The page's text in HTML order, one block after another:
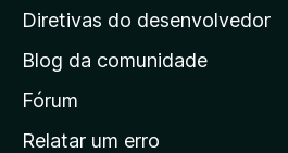
i
a
i
n
Diretivas do desenvolvedor
Blog da comunidade
Fórum
Relatar um erro